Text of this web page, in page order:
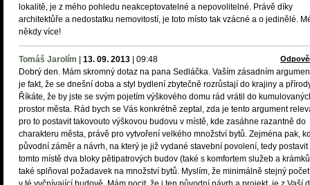
lokalitě, je z mého pohledu neakceptovatelné a nepovolitelné. Právě díky
architektůře a nedostatku nemovitostí, je toto místo tak vzácné a o jedinělé.
někdy více!
Tomáš Jarolím 13. 09. 2013 09:48
Dobrý den. Mám skromný dotaz na pana Sedláčka. Vaším zásadním
je fakt, že se dnešní doba a styl bydlení zbytečně rozrůstají do krajiny a
Říkáte, že by jste se svým pojetím výškového domu rád vrátil do
prostor města. Rád bych se Vás konkrétně zeptal, zda je tento argument
pro to postavit takovouto výškovou budovu v místě, kde zasáhne razantně do
charakteru města, právě pro vytvoření velkého množství bytů. Zejména pak,
původní záměr a návrh, na který je již vydané stavební povolení, tedy postavit
tomto místě dva bloky pětipatrových budov (také s komfortem služeb a
také splňoval požadavek na množství bytů. Myslím, že minimálně stejný